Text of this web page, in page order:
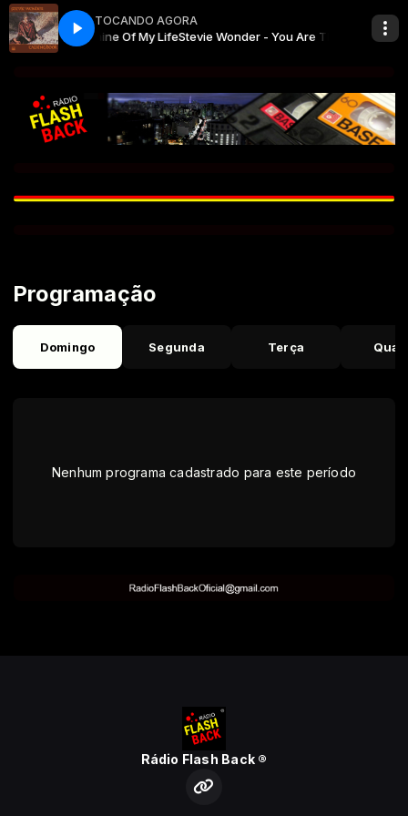
TOCANDO AGORA
Are The Sunshine Of My LifeStevie Wonder - You Are The Sunshine
Programação
Domingo Segunda Terça
Nenhum programa cadastrado para este período
Rádio Flash Back ®️